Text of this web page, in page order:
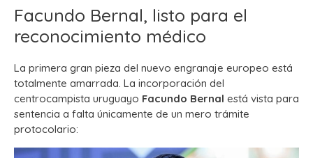
Facundo Bernal, listo para el
reconocimiento médico
La primera gran pieza del nuevo engranaje europeo está
totalmente amarrada. La incorporación del
centrocampista uruguayo Facundo Bernal está vista para
sentencia a falta únicamente de un mero trámite
protocolario: